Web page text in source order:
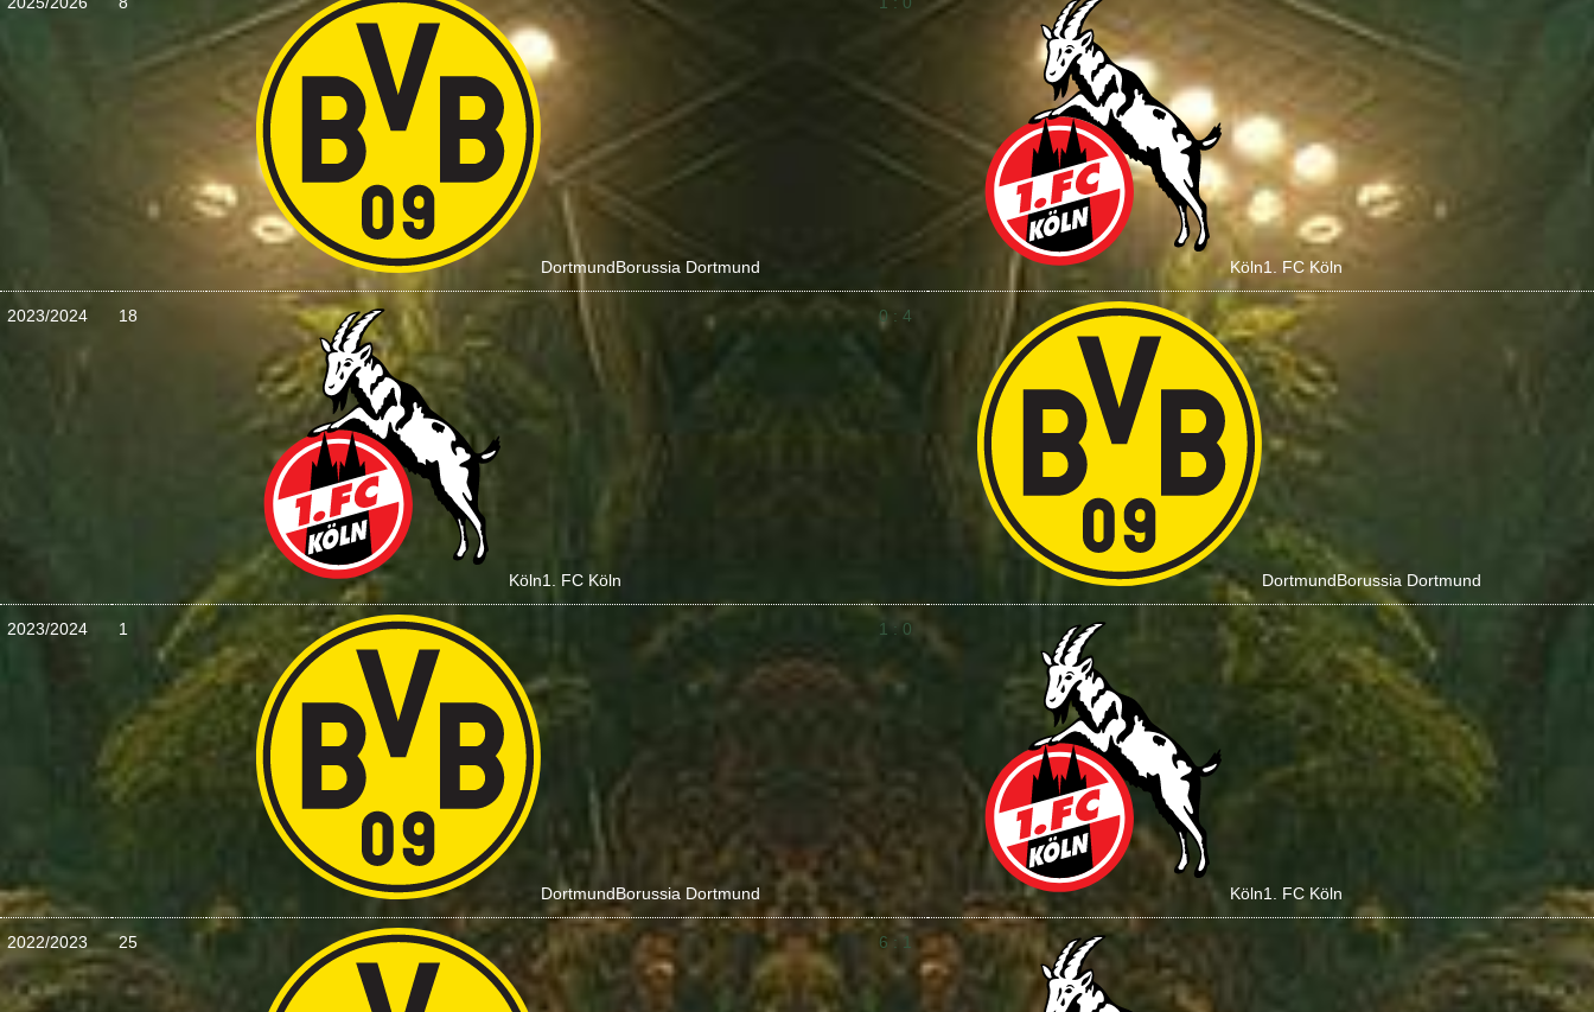
DortmundBorussia Dortmund Köln1. FC Köln
2023/2024 18
Köln1. FC Köln
0 : 4
DortmundBorussia Dortmund
2023/2024 1
DortmundBorussia Dortmund
1 : 0
Köln1. FC Köln
2022/2023 25 6 : 1